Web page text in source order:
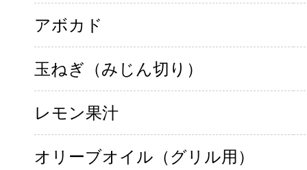
アボカド
玉ねぎ（みじん切り）
レモン果汁
オリーブオイル（グリル用）